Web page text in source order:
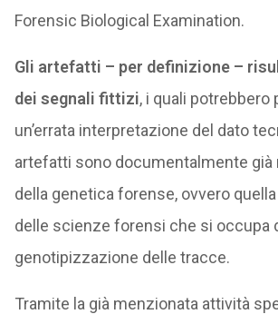
Forensic Biological Examination.
Gli artefatti – per definizione –
dei segnali fittizi, i quali potrebbero
un’errata interpretazione del dato
artefatti sono documentalmente già
della genetica forense, ovvero
delle scienze forensi che si occupa
genotipizzazione delle tracce.
Tramite la già menzionata attività